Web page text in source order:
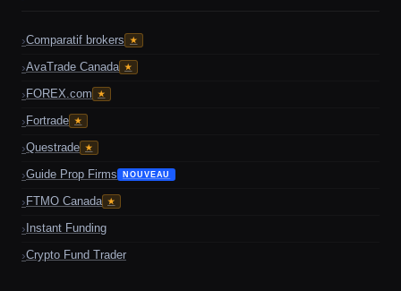
Comparatif brokers ★
AvaTrade Canada ★
FOREX.com ★
Fortrade ★
Questrade ★
Guide Prop Firms NOUVEAU
FTMO Canada ★
Instant Funding
Crypto Fund Trader